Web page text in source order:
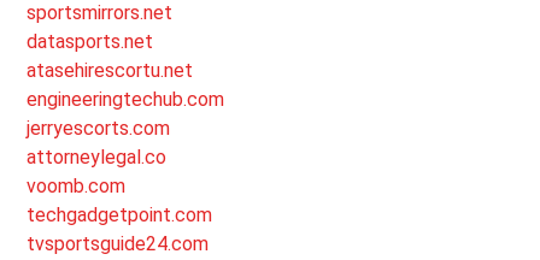
sportsmirrors.net
datasports.net
atasehirescortu.net
engineeringtechub.com
jerryescorts.com
attorneylegal.co
voomb.com
techgadgetpoint.com
tvsportsguide24.com